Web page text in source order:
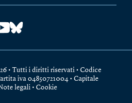
• Tutti i diritti riservati • Codice
iva 04850721004 • Capitale
legali • Cookie